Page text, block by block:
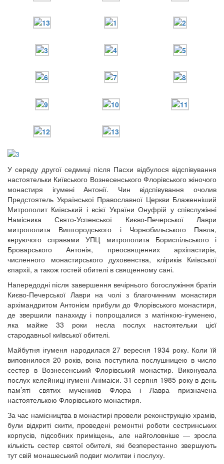
12 сентября 2015
Название трансляции
12 сентября 2015
Название трансляции
12 сентября 2015
Название трансляции
12 сентября 2015
Название трансляции
12 сентября 2015
Название трансляции
Перейти до архіву
У середу другої седмиці після Пасхи відбулося відспівування
настоятельки Київського Вознесенського Флорівського жіночого
монастиря ігумені Антонії. Чин відспівування очолив
Предстоятель Української Православної Церкви Блаженніший
Митрополит Київський і всієї України Онуфрій у співслужінні
Намісника Свято-Успенської Києво-Печерської Лаври
митрополита Вишгородського і Чорнобильського Павла,
керуючого справами УПЦ митрополита Бориспільського і
Броварського Антонія, преосвященних архіпастирів,
численного монастирського духовенства, кліриків Київської
єпархії, а також гостей обителі в священному сані.
Напередодні після завершення вечірнього богослужіння братія
Києво-Печерської Лаври на чолі з благочинним монастиря
архімандритом Антонієм прибули до Флорівського монастиря,
де звершили панахиду і попрощалися з матінкою-ігуменею,
яка майже 33 роки несла послух настоятельки цієї
стародавньої київської обителі.
Майбутня ігуменя народилася 27 вересня 1934 року. Коли їй
виповнилося 20 років, вона поступила послушницею в число
сестер в Вознесенський Флорівський монастир. Виконувала
послух келейниці ігумені Анімаіси. 31 серпня 1985 року в день
пам’яті святих мучеників Флора і Лавра призначена
настоятелькою Флорівського монастиря.
За час намісництва в монастирі провели реконструкцію храмів,
були відкриті скити, проведені ремонтні роботи сестринських
корпусів, підсобних приміщень, але найголовніше — зросла
кількість сестер святої обителі, які безперестанно звершують
тут свій монашеський подвиг молитви і послуху.